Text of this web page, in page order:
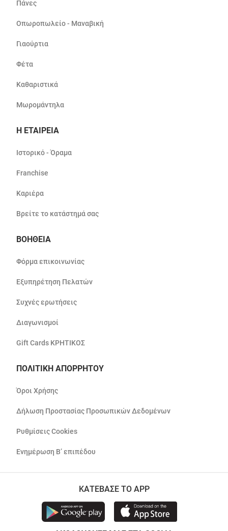
Πάνες
Οπωροπωλείο - Μαναβική
Γιαούρτια
Φέτα
Καθαριστικά
Μωρομάντηλα
Η ΕΤΑΙΡΕΙΑ
Ιστορικό - Όραμα
Franchise
Καριέρα
Βρείτε το κατάστημά σας
ΒΟΗΘΕΙΑ
Φόρμα επικοινωνίας
Εξυπηρέτηση Πελατών
Συχνές ερωτήσεις
Διαγωνισμοί
Gift Cards ΚΡΗΤΙΚΟΣ
ΠΟΛΙΤΙΚΗ ΑΠΟΡΡΗΤΟΥ
Όροι Χρήσης
Δήλωση Προστασίας Προσωπικών Δεδομένων
Ρυθμίσεις Cookies
Ενημέρωση Β’ επιπέδου
ΚΑΤΕΒΑΣΕ ΤΟ APP